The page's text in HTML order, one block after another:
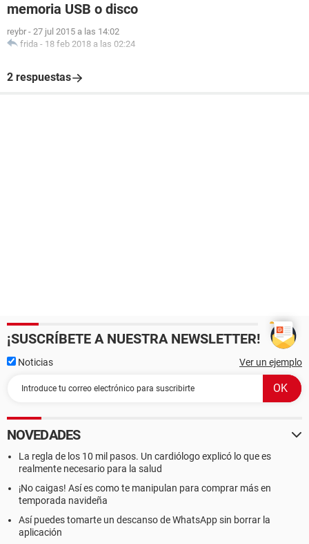
memoria USB o disco
reybr - 27 jul 2015 a las 14:02
frida - 18 feb 2018 a las 02:24
2 respuestas
¡SUSCRÍBETE A NUESTRA NEWSLETTER!
Noticias Ver un ejemplo
NOVEDADES
La regla de los 10 mil pasos. Un cardiólogo explicó lo que es
realmente necesario para la salud
¡No caigas! Así es como te manipulan para comprar más en
temporada navideña
Así puedes tomarte un descanso de WhatsApp sin borrar la
aplicación